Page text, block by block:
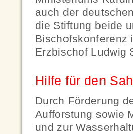
auch der
die Stiftung beide
Bischofskonferenz
Erzbischof Ludwig
Hilfe für den
Durch Förderung
Aufforstung sowie
und zur